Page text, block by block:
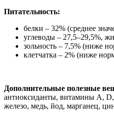
Питательность:
белки – 32% (среднее
углеводы – 27,5–29,5%,
зольность – 7,5% (ниже
клетчатка – 2% (ниже
Дополнительные полезные
антиоксиданты, витамины A,
железо, медь, йод, марганец,